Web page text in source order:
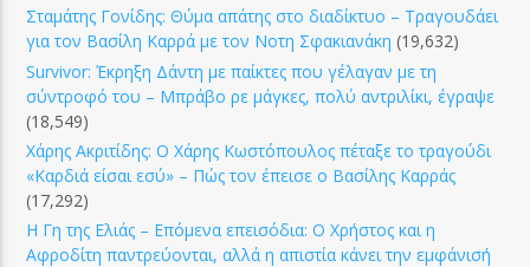
Σταμάτης Γονίδης: Θύμα απάτης στο διαδίκτυο – Τραγουδάει
για τον Βασίλη Καρρά με τον Νοτη Σφακιανάκη (19,632)
Survivor: Έκρηξη Δάντη με παίκτες που γέλαγαν με τη
σύντροφό του – Μπράβο ρε μάγκες, πολύ αντριλίκι, έγραψε
(18,549)
Χάρης Ακριτίδης: Ο Χάρης Κωστόπουλος πέταξε το τραγούδι
«Καρδιά είσαι εσύ» – Πώς τον έπεισε ο Βασίλης Καρράς
(17,292)
Η Γη της Ελιάς – Επόμενα επεισόδια: Ο Χρήστος και η
Αφροδίτη παντρεύονται, αλλά η απιστία κάνει την εμφάνισή